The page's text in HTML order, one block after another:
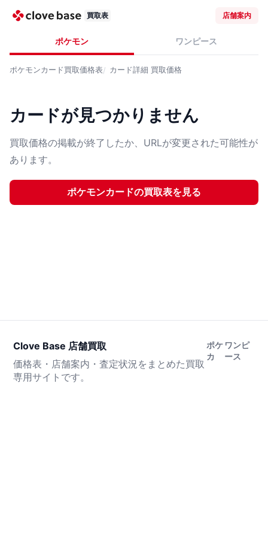
買取表 店舗案内
ポケモン ワンピース
ポケモンカード買取価格表 カード詳細 買取価格
カードが見つかりません
買取価格の掲載が終了したか、URLが変更された可能性が
あります。
ポケモンカードの買取表を見る
Clove Base 店舗買取
価格表・店舗案内・査定状況をまとめた買取
専用サイトです。
ポケ
カ
ワンピ
ース